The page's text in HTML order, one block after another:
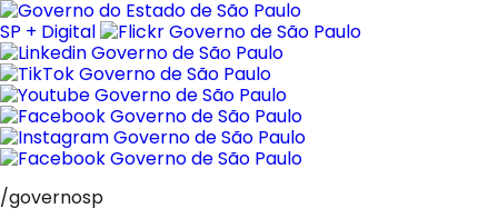
Pular
para
o
conteúdo
SP + Digital
/governosp